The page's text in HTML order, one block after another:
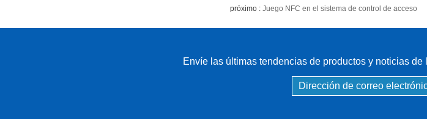
próximo : Juego NFC en el sistema de control de acceso
Envíe las últimas tendencias de productos y noticias